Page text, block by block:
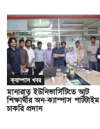
ক্যাম্পাস খবর
মানারাত ইউনিভার্সিটিতে আট
শিক্ষার্থীর অন-ক্যাম্পাস পার্টটাইম
চাকরি প্রদান